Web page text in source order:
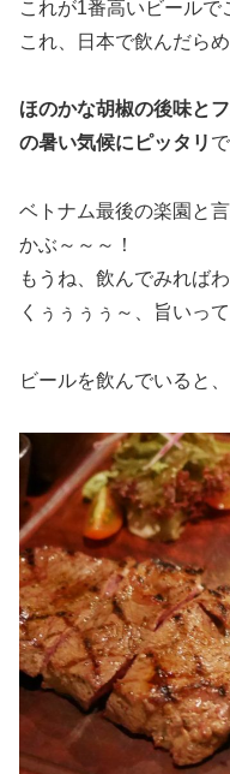
これが1番高いビールで
これ、日本で飲んだら
ほのかな胡椒の後味と
の暑い気候にピッタリ
ベトナム最後の楽園と
かぶ～～～！
もうね、飲んでみれば
くぅぅぅぅ～、旨いって
ビールを飲んでいると